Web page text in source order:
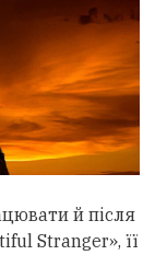
й після
Stranger», її